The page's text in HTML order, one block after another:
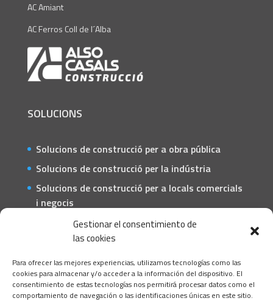
Gestionar el consentimiento de
las cookies
Para ofrecer las mejores experiencias, utilizamos tecnologías como las
cookies para almacenar y/o acceder a la información del dispositivo. El
consentimiento de estas tecnologías nos permitirá procesar datos como el
comportamiento de navegación o las identificaciones únicas en este sitio.
AC Amiant
AC Ferros Coll de l´Alba
SOLUCIONS
Solucions de construcció per a obra pública
Solucions de construcció per la indústria
Solucions de construcció per a locals comercials
i negocis
Solucions de construcció per a particulars
C/ Barcelona, 74 – Tortosa 43500
T 977445339 / M 607333789